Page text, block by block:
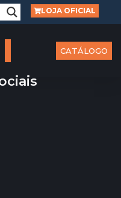
LOJA OFICIAL
CATÁLOGO